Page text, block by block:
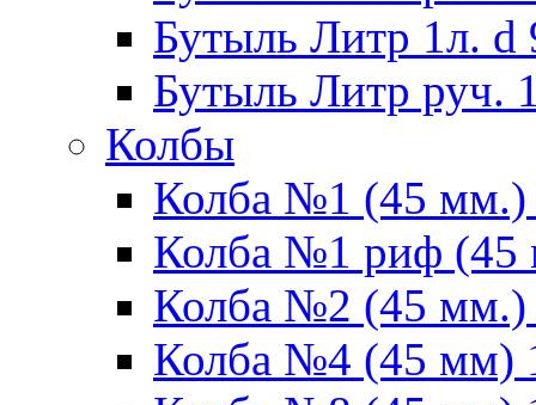
Бутыль Литр 1л.
Бутыль Литр руч.
Колбы
Колба №1 (45 мм.)
Колба №1 риф (45
Колба №2 (45 мм.)
Колба №4 (45 мм)